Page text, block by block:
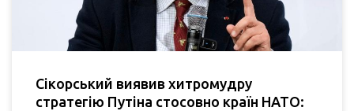
Сікорський виявив хитромудру
стратегію Путіна стосовно країн НАТО: